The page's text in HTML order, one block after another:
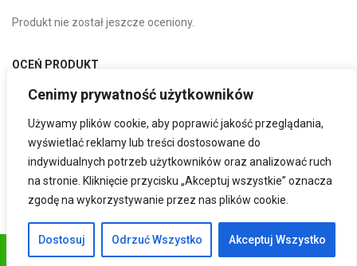
Cenimy prywatność użytkowników
Używamy plików cookie, aby poprawić jakość przeglądania,
wyświetlać reklamy lub treści dostosowane do
indywidualnych potrzeb użytkowników oraz analizować ruch
na stronie. Kliknięcie przycisku „Akceptuj wszystkie” oznacza
zgodę na wykorzystywanie przez nas plików cookie.
Dostosuj Odrzuć Wszystko Akceptuj Wszystko
DODAJ DO KOSZYKA
Produkt nie został jeszcze oceniony.
OCEŃ PRODUKT
Bądź Pierwszą Osobą Która Oceni “Cynamon Mielony –
1kg”
Musisz byćzalogowany, aby napisać komentarz.